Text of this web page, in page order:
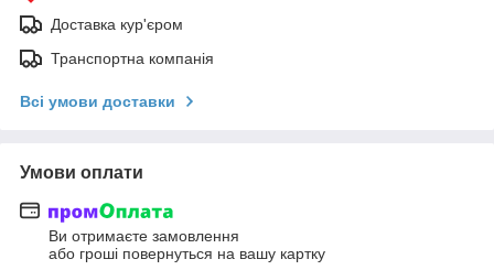
Доставка кур'єром
Транспортна компанія
Всі умови доставки
Умови оплати
Ви отримаєте замовлення
або гроші повернуться на вашу картку